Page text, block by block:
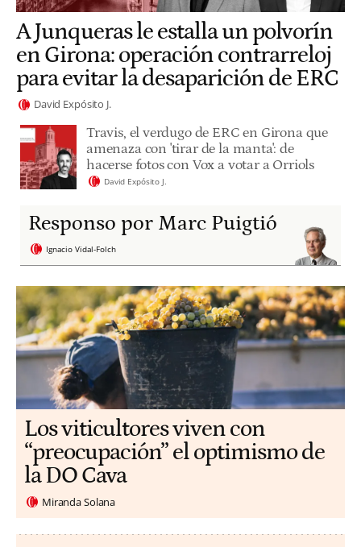
A Junqueras le estalla un polvorín
en Girona: operación contrarreloj
para evitar la desaparición de ERC
David Expósito J.
Travis, el verdugo de ERC en Girona que
amenaza con 'tirar de la manta': de
hacerse fotos con Vox a votar a Orriols
David Expósito J.
Responso por Marc Puigtió
Ignacio Vidal-Folch
Los viticultores viven con
“preocupación” el optimismo de
la DO Cava
Miranda Solana